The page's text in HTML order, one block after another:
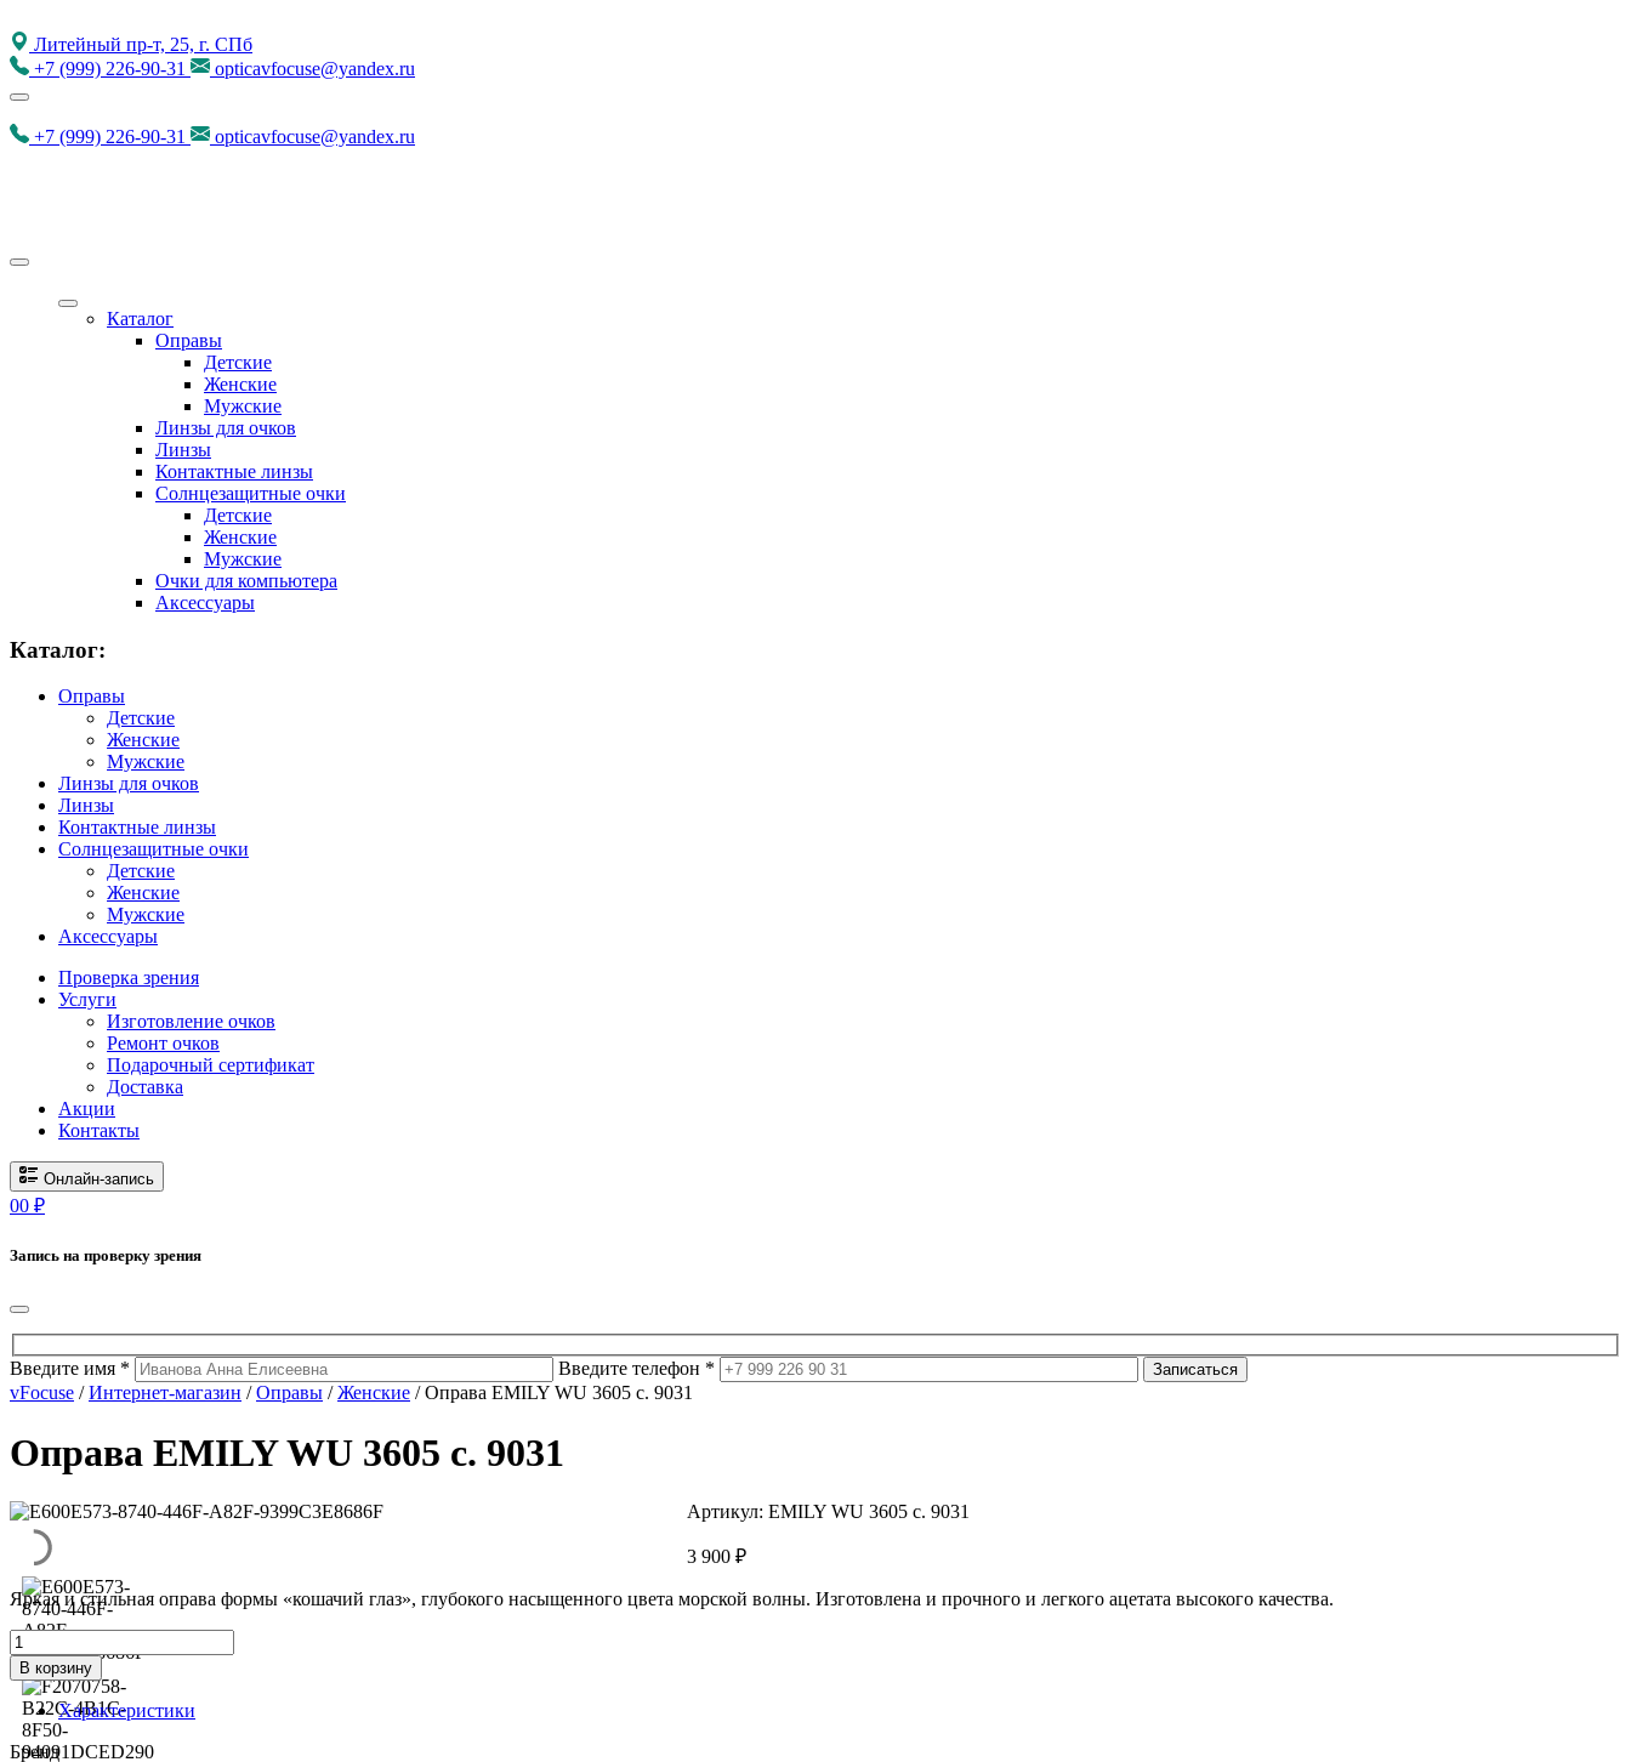
Литейный пр-т, 25, г. СПб
+7 (999) 226-90-31 opticavfocuse@yandex.ru
+7 (999) 226-90-31 opticavfocuse@yandex.ru
Каталог
Оправы
Детские
Женские
Мужские
Линзы для очков
Линзы
Контактные линзы
Солнцезащитные очки
Детские
Женские
Мужские
Очки для компьютера
Аксессуары
Каталог:
Оправы
Детские
Женские
Мужские
Линзы для очков
Линзы
Контактные линзы
Солнцезащитные очки
Детские
Женские
Мужские
Аксессуары
Проверка зрения
Услуги
Изготовление очков
Ремонт очков
Подарочный сертификат
Доставка
Акции
Контакты
Онлайн-запись
00 ₽
Запись на проверку зрения
Введите имя * Введите телефон * Записаться
vFocuse /Интернет-магазин /Оправы /Женские / Оправа EMILY WU 3605 с. 9031
Оправа EMILY WU 3605 с. 9031
Артикул: EMILY WU 3605 с. 9031
3 900 ₽
Яркая и стильная оправа формы «кошачий глаз», глубокого насыщенного цвета морской волны. Изготовлена и прочного и легкого ацетата высокого качества.
Количество
товара
Оправа
EMILY
WU
3605
В корзину
Характеристики
Бренд